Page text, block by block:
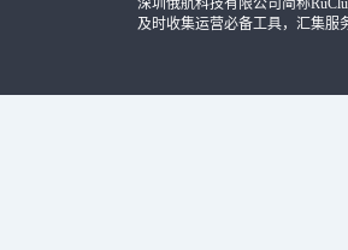
深圳俄航科技有限公司简称
及时收集运营必备工具，汇集服